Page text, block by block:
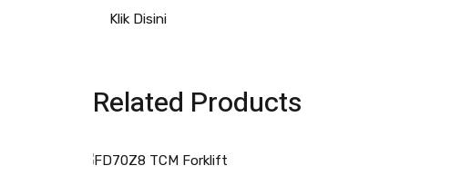
Klik Disini
Related Products